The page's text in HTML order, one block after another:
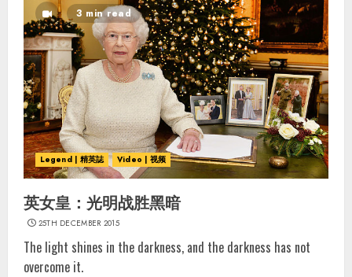
3 min read
Legend | 精英誌 Video | 视频
英女皇：光明战胜黑暗
25TH DECEMBER 2015
The light shines in the darkness, and the darkness has not
overcome it.